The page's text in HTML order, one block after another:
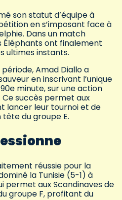
son statut d’équipe à
en s’imposant face à
Dans un match
Éléphants ont finalement
ultimes instants.
Amad Diallo a
en inscrivant l’unique
minute, sur une action
Ce succès permet aux
lancer leur tournoi et de
tête du groupe E.
réussie pour la
la Tunisie (5-1) à
permet aux Scandinaves de
groupe F, profitant du